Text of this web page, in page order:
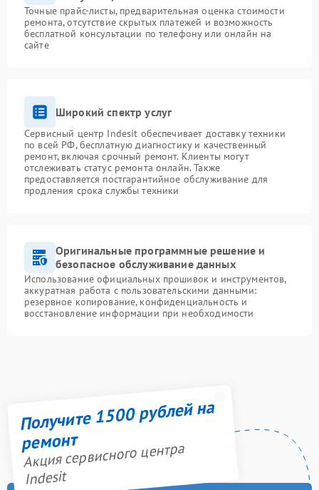
Точные прайс-листы, предварительная оценка стоимости
ремонта, отсутствие скрытых платежей и возможность
бесплатной консультации по телефону или онлайн на
сайте
Широкий спектр услуг
Сервисный центр Indesit обеспечивает доставку техники
по всей РФ, бесплатную диагностику и качественный
ремонт, включая срочный ремонт. Клиенты могут
отслеживать статус ремонта онлайн. Также
предоставляется постгарантийное обслуживание для
продления срока службы техники
Оригинальные программные решение и
безопасное обслуживание данных
Использование официальных прошивок и инструментов,
аккуратная работа с пользовательскими данными:
резервное копирование, конфиденциальность и
восстановление информации при необходимости
Получите 1500 рублей на
ремонт
Акция сервисного центра
Indesit